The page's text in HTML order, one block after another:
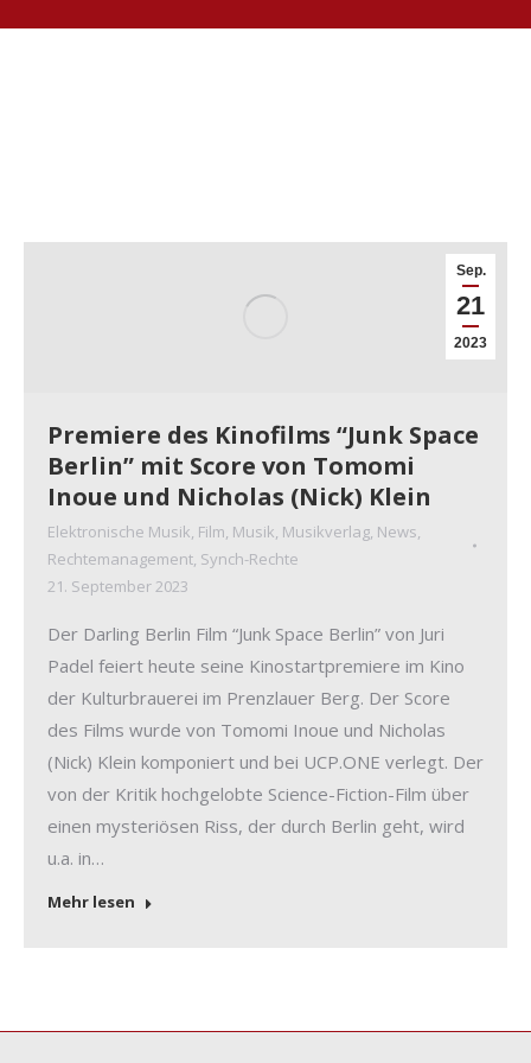
Sep.
21
2023
Premiere des Kinofilms “Junk Space
Berlin” mit Score von Tomomi
Inoue und Nicholas (Nick) Klein
Elektronische Musik, Film, Musik, Musikverlag, News,
Rechtemanagement, Synch-Rechte
21. September 2023
Der Darling Berlin Film “Junk Space Berlin” von Juri
Padel feiert heute seine Kinostartpremiere im Kino
der Kulturbrauerei im Prenzlauer Berg. Der Score
des Films wurde von Tomomi Inoue und Nicholas
(Nick) Klein komponiert und bei UCP.ONE verlegt. Der
von der Kritik hochgelobte Science-Fiction-Film über
einen mysteriösen Riss, der durch Berlin geht, wird
u.a. in…
Mehr lesen